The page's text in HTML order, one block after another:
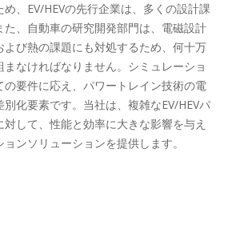
、EV/HEVの先行企業は、多くの設計課
、自動車の研究開発部門は、電磁設計
び熱の課題にも対処するため、何十万
なければなりません。シミュレーショ
の要件に応え、パワートレイン技術の電
化要素です。当社は、複雑なEV/HEVパ
して、性能と効率に大きな影響を与え
ンソリューションを提供します。